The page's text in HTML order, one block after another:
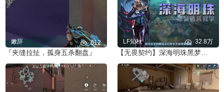
嫩辞 612
『夹缝拉扯，孤身五杀翻盘』
LF知秋 32.8万
【无畏契约】深海明珠黑梦点位教学！